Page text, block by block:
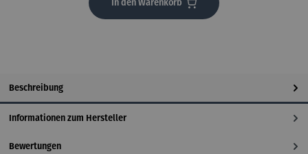
In den Warenkorb
Beschreibung
Informationen zum Hersteller
Bewertungen